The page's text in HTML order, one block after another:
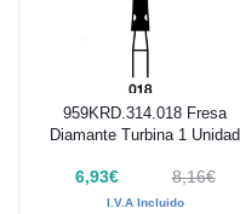
Añadir al carrito
959KRD.314.018 Fresa
Diamante Turbina 1 Unidad
6,93€ 8,16€
I.V.A Incluido